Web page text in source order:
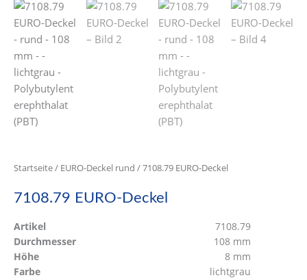
Startseite/ EURO-Deckel rund / 7108.79 EURO-Deckel
7108.79 EURO-Deckel
Artikel
7108.79
Durchmesser
108 mm
Höhe
8 mm
Farbe
lichtgrau